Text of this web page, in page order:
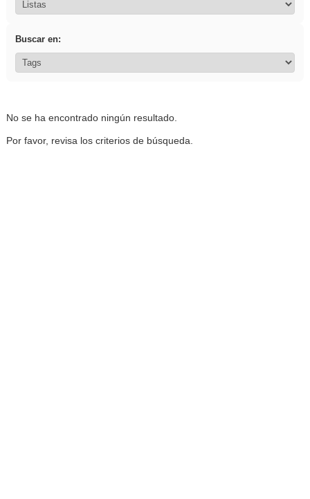
Buscar en:
No se ha encontrado ningún resultado.
Por favor, revisa los criterios de búsqueda.